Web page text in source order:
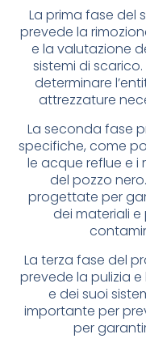
La prima fase del
prevede la
e la valutazione
sistemi di
determinare
attrezzature
La seconda fase
specifiche, come
le acque reflue e i
del pozzo
progettate per
dei materiali e
La terza fase del
prevede la pulizia
e dei suoi
importante per
per